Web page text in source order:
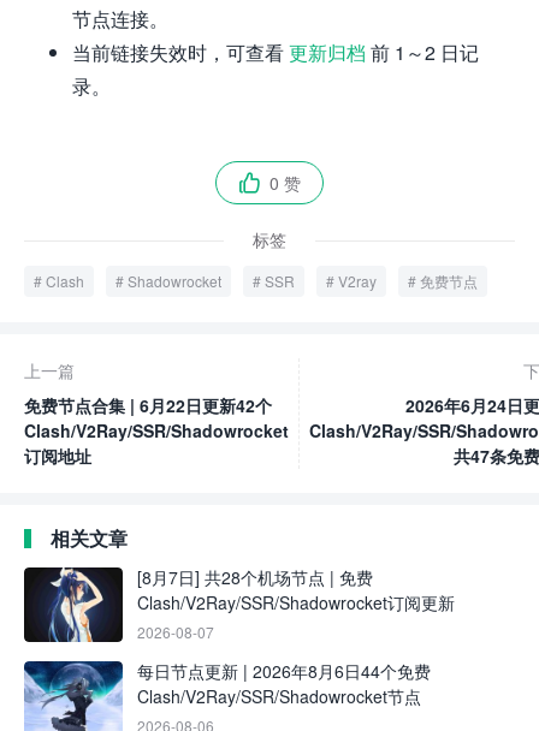
节点连接。
当前链接失效时，可查看更新归档 前 1～2 日记
录。
 0 赞
标签
Clash Shadowrocket SSR V2ray 免费节点
上一篇
免费节点合集 | 6月22日更新42个
Clash/V2Ray/SSR/Shadowrocket
订阅地址
2026年6月24日
Clash/V2Ray/SSR/
共47条免
相关文章
[8月7日] 共28个机场节点 | 免费
Clash/V2Ray/SSR/Shadowrocket订阅更新
2026-08-07
每日节点更新 | 2026年8月6日44个免费
Clash/V2Ray/SSR/Shadowrocket节点
2026-08-06